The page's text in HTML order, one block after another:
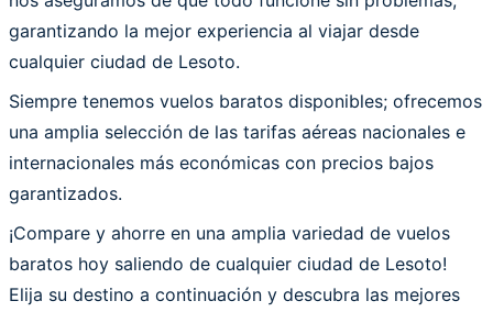
garantizando la mejor experiencia al viajar desde
cualquier ciudad de Lesoto.
Siempre tenemos vuelos baratos disponibles; ofrecemos
una amplia selección de las tarifas aéreas nacionales e
internacionales más económicas con precios bajos
garantizados.
¡Compare y ahorre en una amplia variedad de vuelos
baratos hoy saliendo de cualquier ciudad de Lesoto!
Elija su destino a continuación y descubra las mejores